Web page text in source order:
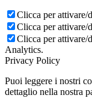
Clicca per attivare/
Clicca per attivare/
Clicca per
Analytics.
Privacy Policy
Puoi leggere i nostri
dettaglio nella nostra